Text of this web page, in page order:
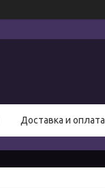
Доставка и оплата